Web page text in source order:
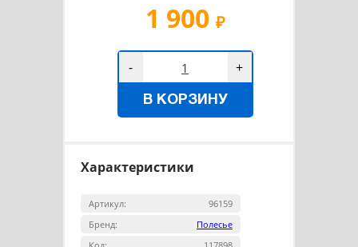
1 900 ₽
- +
В КОРЗИНУ
Характеристики
Артикул:
96159
Бренд:
Полесье